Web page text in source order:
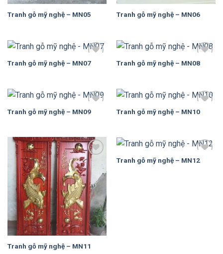
Tranh gỗ mỹ nghệ – MN05 Tranh gỗ mỹ nghệ – MN06
Add to
Tranh gỗ mỹ nghệ – MN07
Add to
Tranh gỗ mỹ nghệ – MN08
Add to
Tranh gỗ mỹ nghệ – MN09
Add to
Tranh gỗ mỹ nghệ – MN10
Add to
Wishlist
Tranh gỗ mỹ nghệ – MN11
Add to
Tranh gỗ mỹ nghệ – MN12